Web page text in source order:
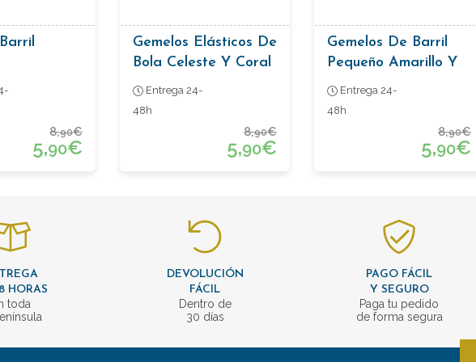
8,90€
5,90€
Gemelos Elásticos De
Bola Celeste Y Coral
Entrega 24-
48h
8,90€
5,90€
Gemelos De Barril
Pequeño Amarillo Y
Negro
Entrega 24-
48h
8,90€
5,90€
HORAS
toda
DEVOLUCIÓN
FÁCIL
Dentro de
30 días
PAGO FÁCIL
Y SEGURO
Paga tu pedido
de forma segura